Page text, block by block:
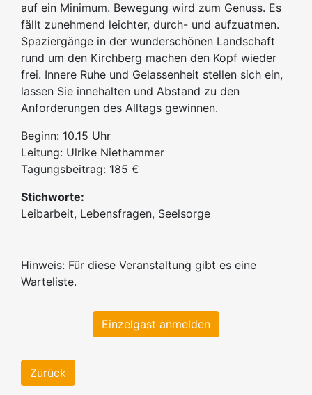
auf ein Minimum. Bewegung wird zum Genuss. Es
fällt zunehmend leichter, durch- und aufzuatmen.
Spaziergänge in der wunderschönen Landschaft
rund um den Kirchberg machen den Kopf wieder
frei. Innere Ruhe und Gelassenheit stellen sich ein,
lassen Sie innehalten und Abstand zu den
Anforderungen des Alltags gewinnen.
Beginn: 10.15 Uhr
Leitung: Ulrike Niethammer
Tagungsbeitrag: 185 €
Stichworte:
Leibarbeit, Lebensfragen, Seelsorge
Hinweis: Für diese Veranstaltung gibt es eine
Warteliste.
Einzelgast anmelden
Zurück